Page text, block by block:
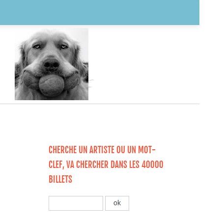
CHERCHE UN ARTISTE OU UN MOT-
CLEF, VA CHERCHER DANS LES 40000
BILLETS